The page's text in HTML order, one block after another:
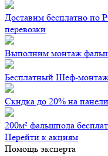
Доставим бесплатно по
перевозки
Выполним монтаж
Бесплатный Шеф-
Скидка до 20% на
200м² фальшпола
Перейти к акциям
Помощь эксперта